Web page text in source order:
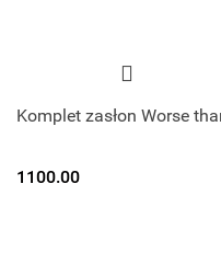
Komplet zasłon Worse
1100.00